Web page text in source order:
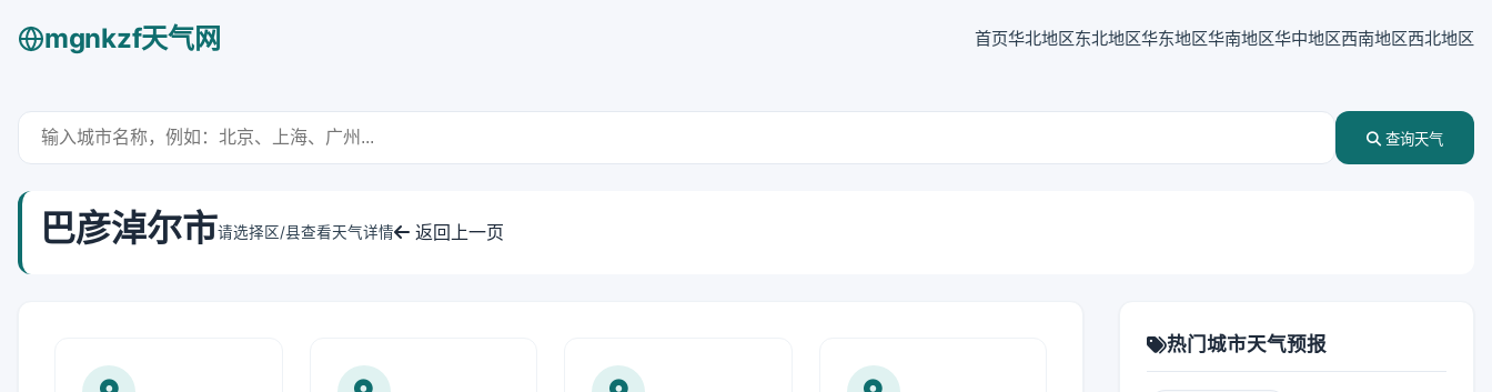
mgnkzf天气网 首页华北地区东北地区华东地区华南地区华中地区西南地区西北地区
查询天气
巴彦淖尔市请选择区/县查看天气详情 返回上一页
热门城市天气预报